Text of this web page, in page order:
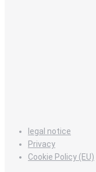
legal notice
Privacy
Cookie Policy (EU)